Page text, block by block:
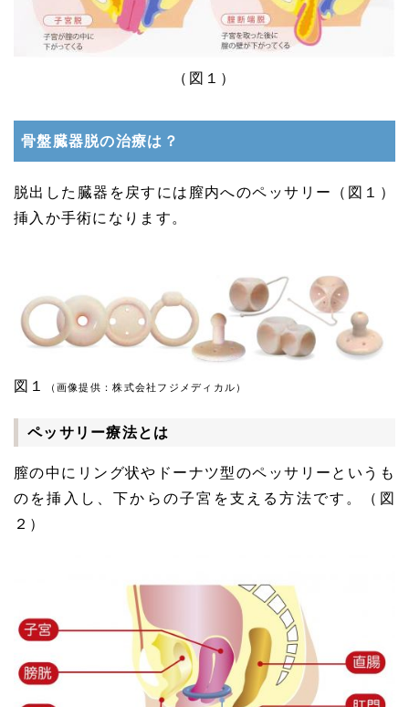
（図１）
骨盤臓器脱の治療は？
脱出した臓器を戻すには膣内へのペッサリー（図１）
挿入か手術になります。
図１ （画像提供：株式会社フジメディカル）
ペッサリー療法とは
膣の中にリング状やドーナツ型のペッサリーというも
のを挿入し、下からの子宮を支える方法です。（図
２）